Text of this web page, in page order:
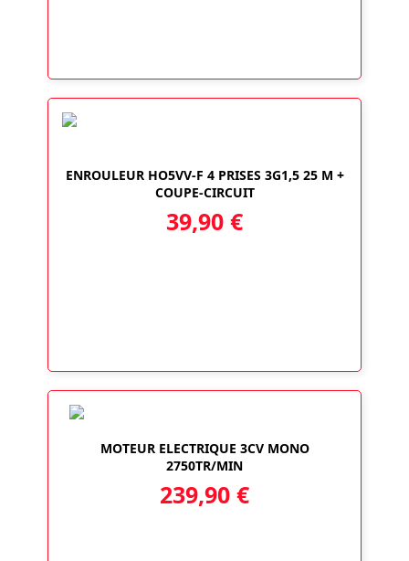
ENROULEUR HO5VV-F 4 PRISES 3G1,5 25 M +
COUPE-CIRCUIT
39,90 €
MOTEUR ELECTRIQUE 3CV MONO
2750TR/MIN
239,90 €